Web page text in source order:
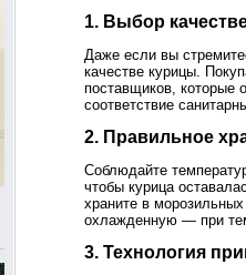
1. Выбор
Даже если вы
качестве курицы.
поставщиков, которые
соответствие
2. Правильное
Соблюдайте
чтобы курица
храните в
охлажденную — при
3. Технология